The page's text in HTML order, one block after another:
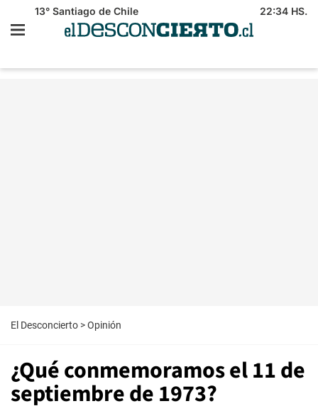
13° Santiago de Chile 22:34 HS.
El Desconcierto >Opinión
¿Qué conmemoramos el 11 de
septiembre de 1973?